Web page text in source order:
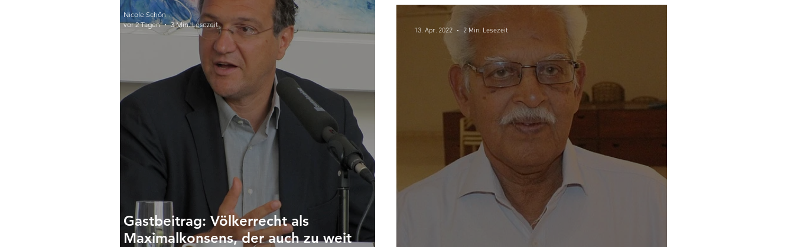
Gastbeitrag: Völkerrecht als
Maximalkonsens, der auch zu weit
Nicole Schön
vor 2 Tagen
3 Min. Lesezeit
13. Apr. 2022 2 Min. Lesezeit